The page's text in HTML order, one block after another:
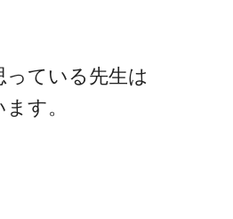
ている先生は
す。